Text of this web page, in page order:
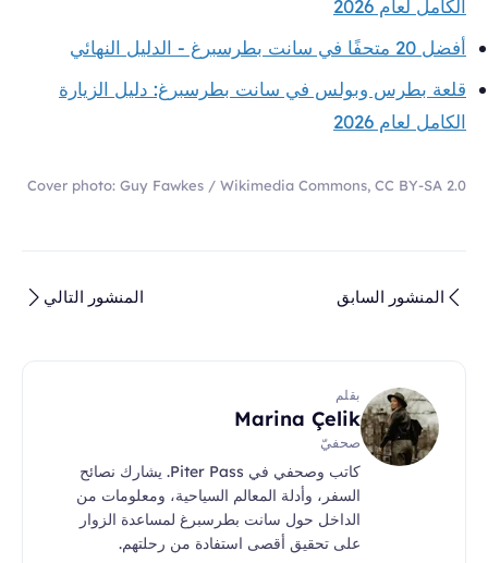
الكامل لعام 2026
أفضل 20 متحفًا في سانت بطرسبرغ - الدليل النهائي
قلعة بطرس وبولس في سانت بطرسبرغ: دليل الزيارة
الكامل لعام 2026
Cover photo: Guy Fawkes / Wikimedia Commons, CC BY-SA 2.0
المنشور السابق المنشور التالي
بقلم
Marina Çelik
صحفيّ
كاتب وصحفي في Piter Pass. يشارك نصائح
السفر، وأدلة المعالم السياحية، ومعلومات من
الداخل حول سانت بطرسبرغ لمساعدة الزوار
على تحقيق أقصى استفادة من رحلتهم.